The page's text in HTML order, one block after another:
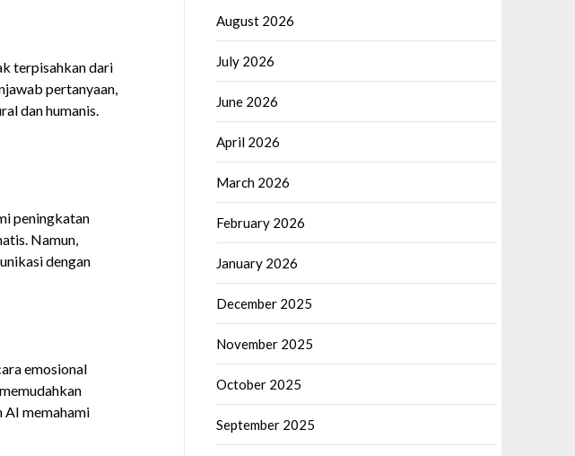
terpisahkan dari
pertanyaan,
dan humanis.
peningkatan
Namun,
dengan
emosional
AI memahami
August 2026
July 2026
June 2026
April 2026
March 2026
February 2026
January 2026
December 2025
November 2025
October 2025
September 2025